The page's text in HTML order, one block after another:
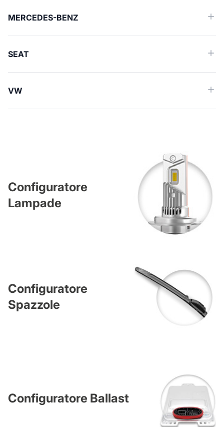
MERCEDES-BENZ
SEAT
VW
Configuratore
Lampade
Configuratore
Spazzole
Configuratore Ballast